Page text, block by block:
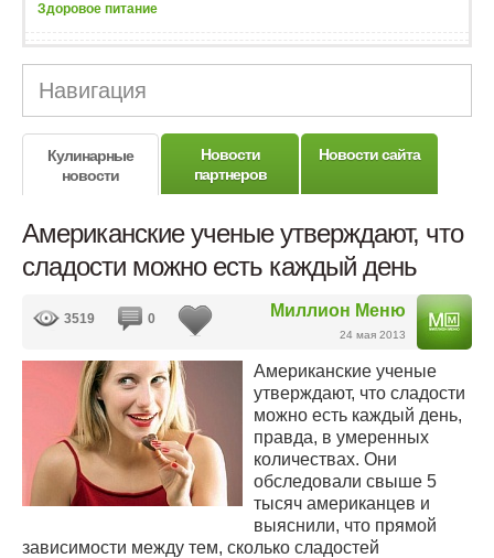
Здоровое питание
Навигация
Кулинарные
новости
Новости
партнеров
Новости сайта
Американские ученые утверждают, что
сладости можно есть каждый день
Миллион Меню
24 мая 2013
3519 0
Американские ученые
утверждают, что сладости
можно есть каждый день,
правда, в умеренных
количествах. Они
обследовали свыше 5
тысяч американцев и
выяснили, что прямой
зависимости между тем, сколько сладостей